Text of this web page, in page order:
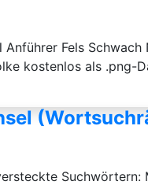
Fels
kostenlos als .png-
Suchwörtern: